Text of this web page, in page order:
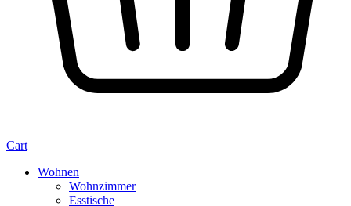
Cart
Wohnen
Wohnzimmer
Esstische